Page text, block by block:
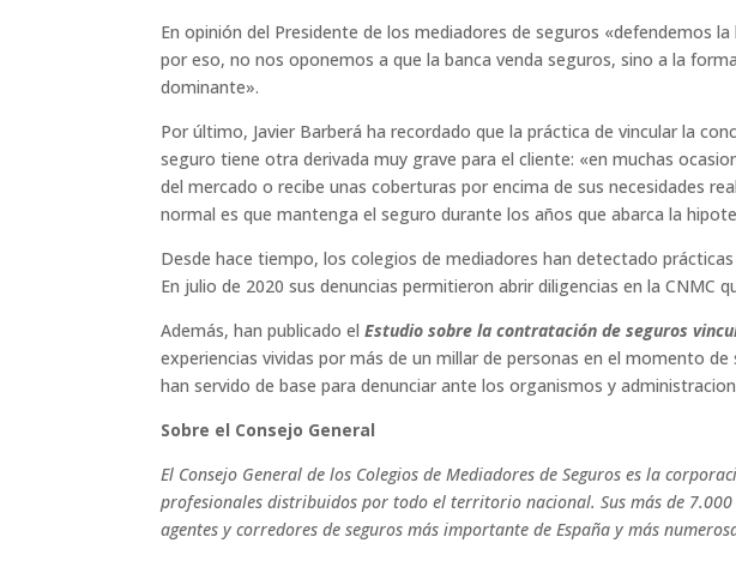
En opinión del Presidente de los mediadores de seguros «defendemos
por eso, no nos oponemos a que la banca venda seguros, sino a la
dominante».
Por último, Javier Barberá ha recordado que la práctica de vincular la
seguro tiene otra derivada muy grave para el cliente: «en muchas
del mercado o recibe unas coberturas por encima de sus necesidades
normal es que mantenga el seguro durante los años que abarca la
Desde hace tiempo, los colegios de mediadores han detectado
En julio de 2020 sus denuncias permitieron abrir diligencias en la CNMC
Además, han publicado elEstudio sobre la contratación de seguros
experiencias vividas por más de un millar de personas en el momento
han servido de base para denunciar ante los organismos y
Sobre el Consejo General
El Consejo General de los Colegios de Mediadores de Seguros es la
profesionales distribuidos por todo el territorio nacional. Sus más de
agentes y corredores de seguros más importante de España y más